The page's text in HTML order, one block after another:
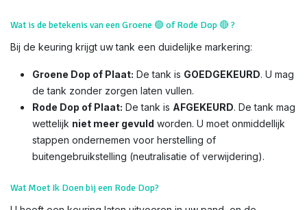
Wat is de betekenis van een Groene 🟢 of Rode Dop🔴?
Bij de keuring krijgt uw tank een duidelijke markering:
Groene Dop of Plaat: De tank is GOEDGEKEURD. U mag
de tank zonder zorgen laten vullen.
Rode Dop of Plaat: De tank is AFGEKEURD. De tank mag
wettelijk niet meer gevuld worden. U moet onmiddellijk
stappen ondernemen voor herstelling of
buitengebruikstelling (neutralisatie of verwijdering).
Wat Moet Ik Doen bij een Rode Dop?